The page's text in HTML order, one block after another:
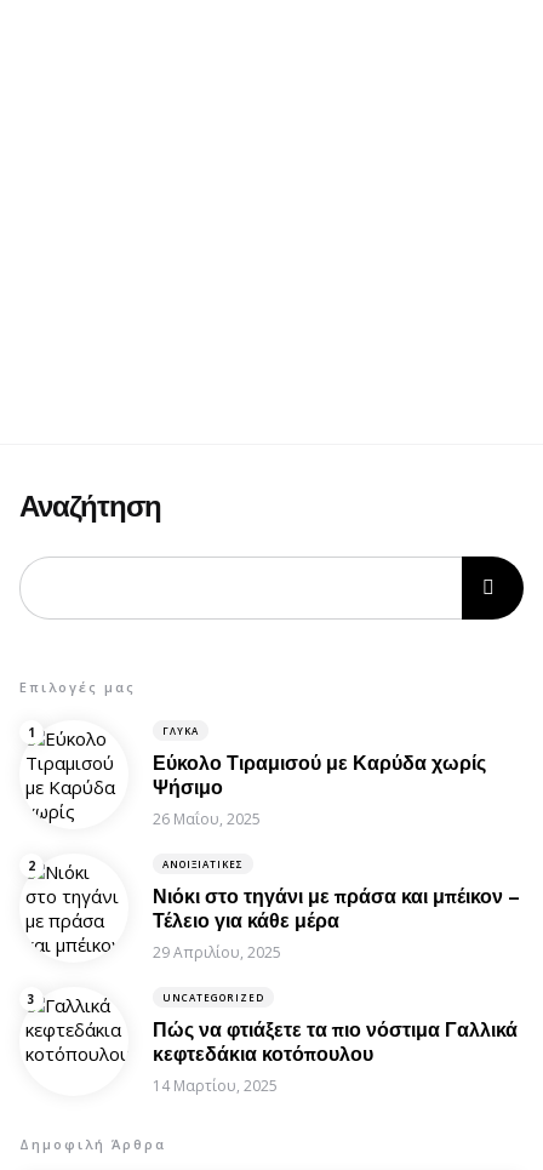
Αναζήτηση
Επιλογές μας
ΓΛΥΚΆ
Εύκολο Τιραμισού με Καρύδα χωρίς
Ψήσιμο
26 Μαΐου, 2025
ΑΝΟΙΞΙΆΤΙΚΕΣ
Νιόκι στο τηγάνι με πράσα και μπέικον –
Τέλειο για κάθε μέρα
29 Απριλίου, 2025
UNCATEGORIZED
Πώς να φτιάξετε τα πιο νόστιμα Γαλλικά
κεφτεδάκια κοτόπουλου
14 Μαρτίου, 2025
Δημοφιλή Άρθρα